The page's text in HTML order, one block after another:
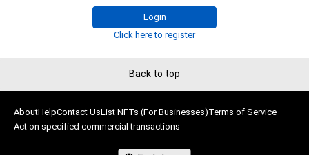
Login
Click here to register
Back to top
AboutHelpContact UsList NFTs (For Businesses)Terms of Service
Act on specified commercial transactions